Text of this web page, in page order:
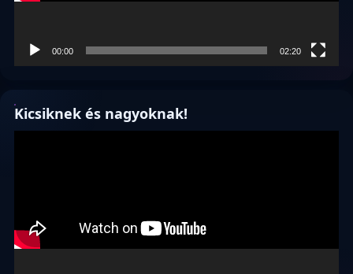
00:00 02:20
Kicsiknek és nagyoknak!